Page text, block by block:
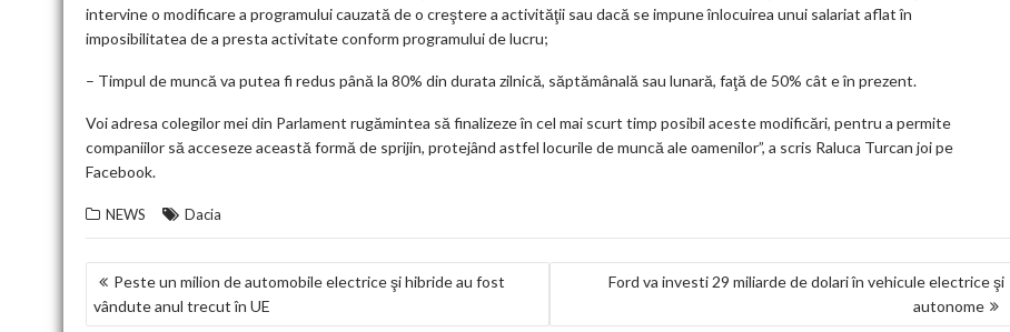
intervine o modificare a programului cauzată de o creştere a activităţii sau dacă se impune înlocuirea unui salariat aflat în
imposibilitatea de a presta activitate conform programului de lucru;
– Timpul de muncă va putea fi redus până la 80% din durata zilnică, săptămânală sau lunară, faţă de 50% cât e în prezent.
Voi adresa colegilor mei din Parlament rugămintea să finalizeze în cel mai scurt timp posibil aceste modificări, pentru a permite
companiilor să acceseze această formă de sprijin, protejând astfel locurile de muncă ale oamenilor”, a scris Raluca Turcan joi pe
Facebook.
NEWS Dacia
NAVIGARE
ÎN
Peste un milion de automobile electrice şi hibride au fost
vândute anul trecut în UE
Ford va investi 29 miliarde de dolari în vehicule electrice şi
autonome